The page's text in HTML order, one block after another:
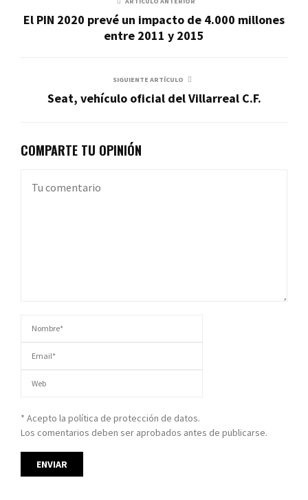
El PIN 2020 prevé un impacto de 4.000 millones
entre 2011 y 2015
SIGUIENTE ARTÍCULO
Seat, vehículo oficial del Villarreal C.F.
COMPARTE TU OPINIÓN
* Acepto la política de protección de datos.
Los comentarios deben ser aprobados antes de publicarse.